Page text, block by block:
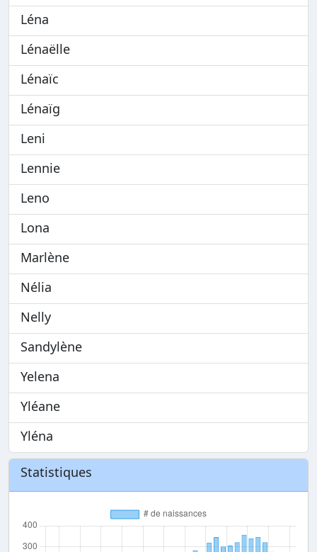
Léna
Lénaëlle
Lénaïc
Lénaïg
Leni
Lennie
Leno
Lona
Marlène
Nélia
Nelly
Sandylène
Yelena
Yléane
Yléna
Statistiques